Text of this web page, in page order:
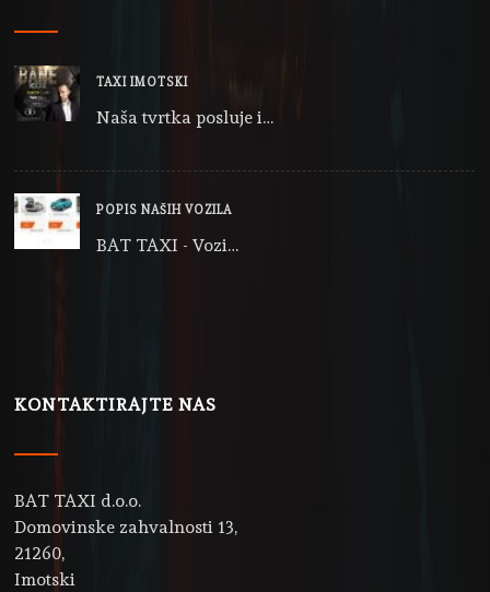
TAXI IMOTSKI
Naša tvrtka posluje i…
POPIS NAŠIH VOZILA
BAT TAXI - Vozi…
KONTAKTIRAJTE NAS
BAT TAXI d.o.o.
Domovinske zahvalnosti 13,
21260,
Imotski